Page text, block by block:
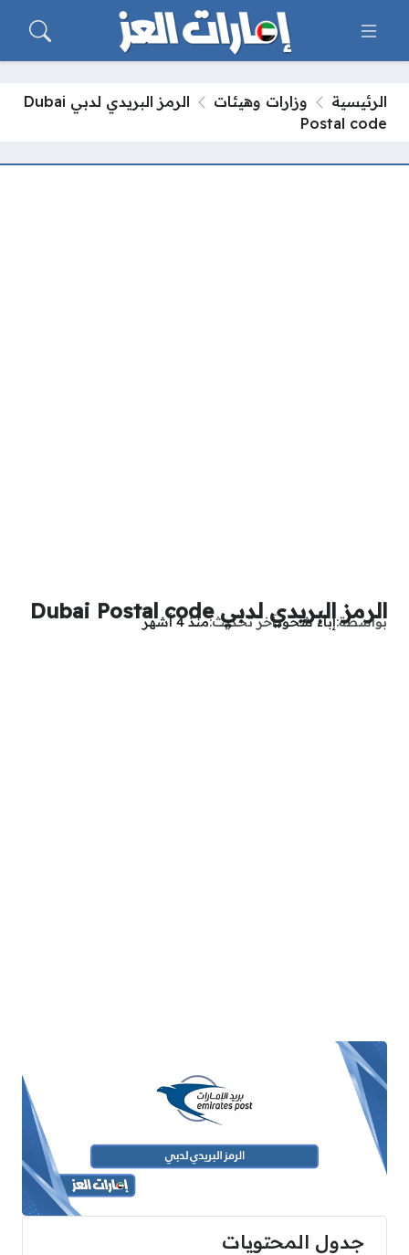
الرئيسية وزارات وهيئات
الرمز البريدي لدبي Dubai
Postal code
الرمز البريدي لدبي Dubai Postal code
بواسطةإباء شحودآخر تحديثمنذ 4 أشهر
جدول المحتويات